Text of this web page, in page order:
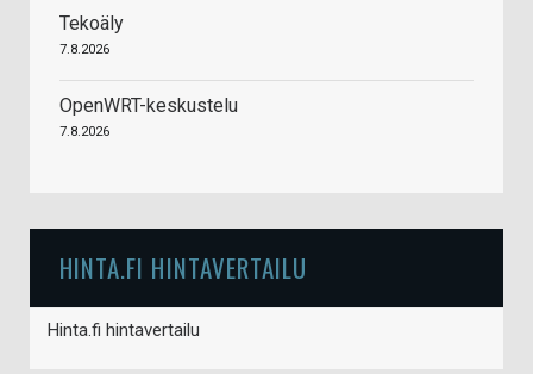
Tekoäly
7.8.2026
OpenWRT-keskustelu
7.8.2026
HINTA.FI HINTAVERTAILU
Hinta.fi hintavertailu